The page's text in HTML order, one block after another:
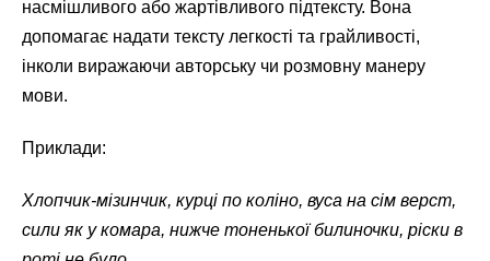
насмішливого або жартівливого підтексту. Вона
допомагає надати тексту легкості та грайливості,
інколи виражаючи авторську чи розмовну манеру
мови.
Приклади:
Хлопчик-мізинчик, курці по коліно, вуса на сім верст,
сили як у комара, нижче тоненької билиночки, ріски в